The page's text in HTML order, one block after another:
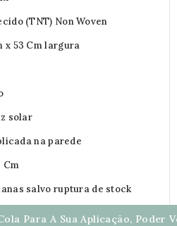
(TNT) Non Woven
x 53 Cm largura
solar
na parede
Cm
salvo ruptura de stock
Para A Sua Aplicação, Poder